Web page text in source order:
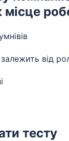
місце
від
тесту